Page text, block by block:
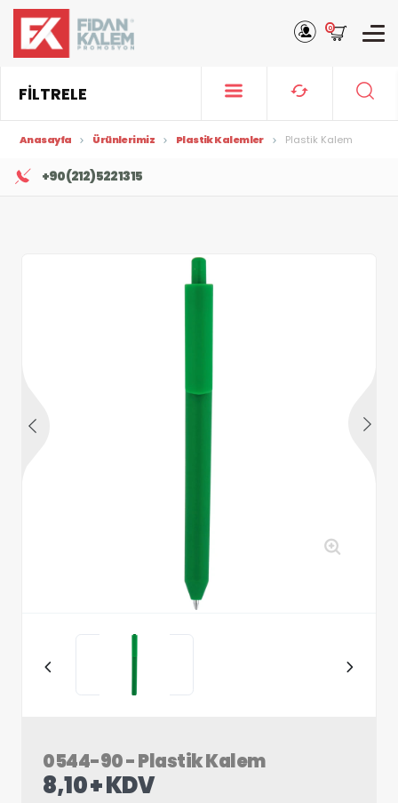
0
FİLTRELE
Anasayfa Ürünlerimiz Plastik Kalemler Plastik Kalem
+90 (212) 522 13 15
0544-90 - Plastik Kalem
8,10 + KDV